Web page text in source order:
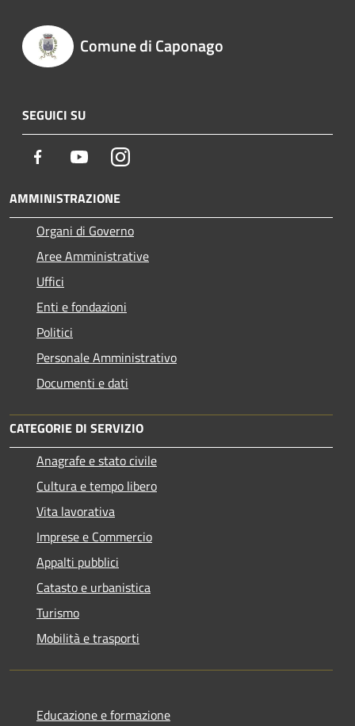
Comune di Caponago
SEGUICI SU
Facebook YoutubeInstagram
AMMINISTRAZIONE
Organi di Governo
Aree Amministrative
Uffici
Enti e fondazioni
Politici
Personale Amministrativo
Documenti e dati
CATEGORIE DI SERVIZIO
Anagrafe e stato civile
Cultura e tempo libero
Vita lavorativa
Imprese e Commercio
Appalti pubblici
Catasto e urbanistica
Turismo
Mobilità e trasporti
Educazione e formazione